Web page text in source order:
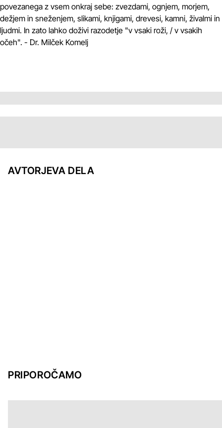
povezanega z vsem onkraj sebe: zvezdami, ognjem, morjem,
dežjem in sneženjem, slikami, knjigami, drevesi, kamni, živalmi in
ljudmi. In zato lahko doživi razodetje "v vsaki roži, / v vsakih
očeh". - Dr. Milček Komelj
AVTORJEVA DELA
PRIPOROČAMO